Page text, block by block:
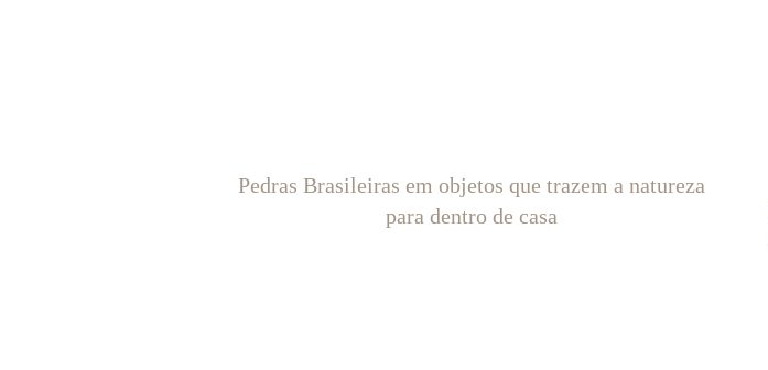
Pedras Brasileiras em objetos que trazem a natureza
para dentro de casa